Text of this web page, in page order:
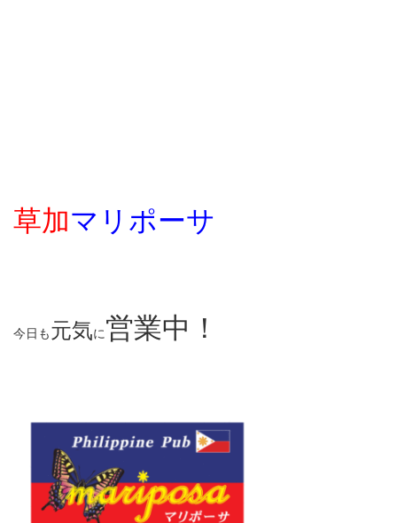
草加マリポーサ
今日も元気に営業中！